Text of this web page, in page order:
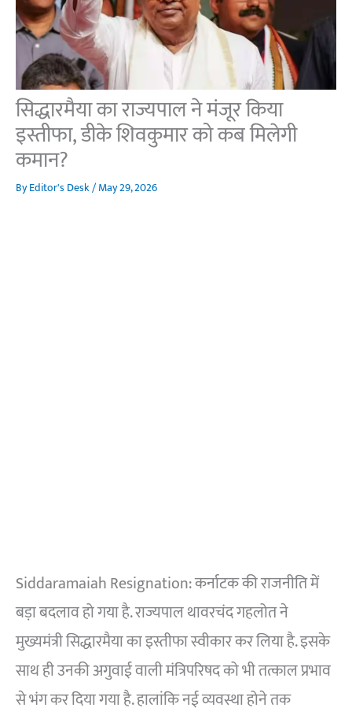
सिद्धारमैया का राज्यपाल ने मंजूर किया
इस्तीफा, डीके शिवकुमार को कब मिलेगी
कमान?
ByEditor's Desk/May 29, 2026
Siddaramaiah Resignation: कर्नाटक की राजनीति में
बड़ा बदलाव हो गया है. राज्यपाल थावरचंद गहलोत ने
मुख्यमंत्री सिद्धारमैया का इस्तीफा स्वीकार कर लिया है. इसके
साथ ही उनकी अगुवाई वाली मंत्रिपरिषद को भी तत्काल प्रभाव
से भंग कर दिया गया है. हालांकि नई व्यवस्था होने तक